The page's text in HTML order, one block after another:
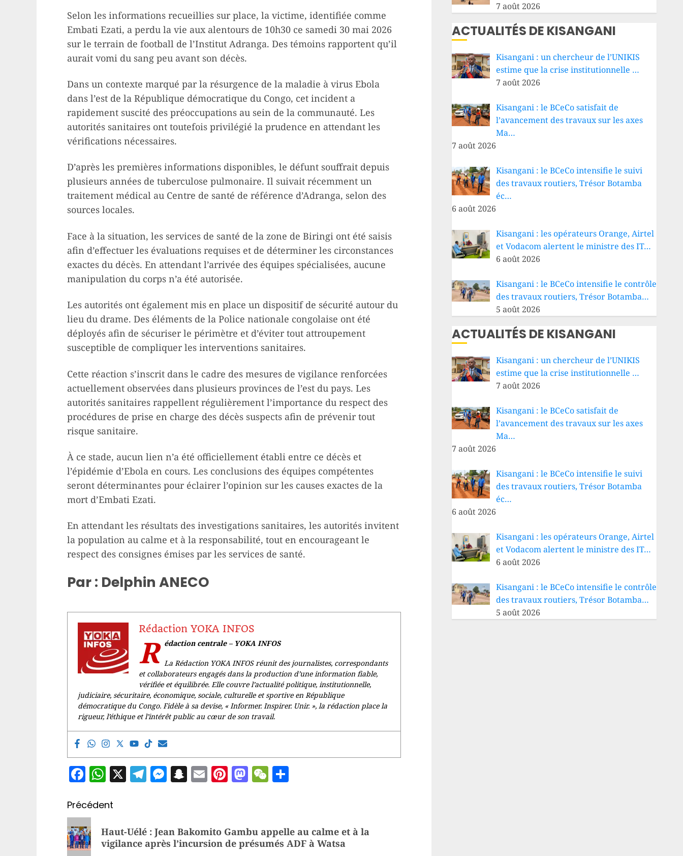
Selon les informations recueillies sur place, la victime, identifiée comme
Embati Ezati, a perdu la vie aux alentours de 10h30 ce samedi 30 mai 2026
sur le terrain de football de l’Institut Adranga. Des témoins rapportent qu’il
aurait vomi du sang peu avant son décès.
Dans un contexte marqué par la résurgence de la maladie à virus Ebola
dans l’est de la République démocratique du Congo, cet incident a
rapidement suscité des préoccupations au sein de la communauté. Les
autorités sanitaires ont toutefois privilégié la prudence en attendant les
vérifications nécessaires.
D’après les premières informations disponibles, le défunt souffrait depuis
plusieurs années de tuberculose pulmonaire. Il suivait récemment un
traitement médical au Centre de santé de référence d’Adranga, selon des
sources locales.
Face à la situation, les services de santé de la zone de Biringi ont été saisis
afin d’effectuer les évaluations requises et de déterminer les circonstances
exactes du décès. En attendant l’arrivée des équipes spécialisées, aucune
manipulation du corps n’a été autorisée.
Les autorités ont également mis en place un dispositif de sécurité autour du
lieu du drame. Des éléments de la Police nationale congolaise ont été
déployés afin de sécuriser le périmètre et d’éviter tout attroupement
susceptible de compliquer les interventions sanitaires.
Cette réaction s’inscrit dans le cadre des mesures de vigilance renforcées
actuellement observées dans plusieurs provinces de l’est du pays. Les
autorités sanitaires rappellent régulièrement l’importance du respect des
procédures de prise en charge des décès suspects afin de prévenir tout
risque sanitaire.
À ce stade, aucun lien n’a été officiellement établi entre ce décès et
l’épidémie d’Ebola en cours. Les conclusions des équipes compétentes
seront déterminantes pour éclairer l’opinion sur les causes exactes de la
mort d’Embati Ezati.
En attendant les résultats des investigations sanitaires, les autorités invitent
la population au calme et à la responsabilité, tout en encourageant le
respect des consignes émises par les services de santé.
Par : Delphin ANECO
Rédaction YOKA INFOS
R édaction centrale – YOKA INFOS
La Rédaction YOKA INFOS réunit des journalistes, correspondants
et collaborateurs engagés dans la production d’une information fiable,
vérifiée et équilibrée. Elle couvre l’actualité politique, institutionnelle,
judiciaire, sécuritaire, économique, sociale, culturelle et sportive en République
démocratique du Congo. Fidèle à sa devise, «Informer. Inspirer. Unir. », la rédaction place la
rigueur, l’éthique et l’intérêt public au cœur de son travail.
Facebook
WhatsApp
X Telegram
Messenger
Snapchat
EmailPinterest
Mastodon
WeChat
Navigation
d’article
Précédent
Article
précédent:Haut-Uélé : Jean Bakomito Gambu appelle au calme et à la
vigilance après l’incursion de présumés ADF à Watsa
7 août 2026
ACTUALITÉS DE KISANGANI
Kisangani : un chercheur de l’UNIKIS
estime que la crise institutionnelle …
7 août 2026
Kisangani : le BCeCo satisfait de
l’avancement des travaux sur les axes
Ma…
7 août 2026
Kisangani : le BCeCo intensifie le suivi
des travaux routiers, Trésor Botamba
éc…
6 août 2026
Kisangani : les opérateurs Orange, Airtel
et Vodacom alertent le ministre des IT…
6 août 2026
Kisangani : le BCeCo intensifie le contrôle
des travaux routiers, Trésor Botamba…
5 août 2026
ACTUALITÉS DE KISANGANI
Kisangani : un chercheur de l’UNIKIS
estime que la crise institutionnelle …
7 août 2026
Kisangani : le BCeCo satisfait de
l’avancement des travaux sur les axes
Ma…
7 août 2026
Kisangani : le BCeCo intensifie le suivi
des travaux routiers, Trésor Botamba
éc…
6 août 2026
Kisangani : les opérateurs Orange, Airtel
et Vodacom alertent le ministre des IT…
6 août 2026
Kisangani : le BCeCo intensifie le contrôle
des travaux routiers, Trésor Botamba…
5 août 2026